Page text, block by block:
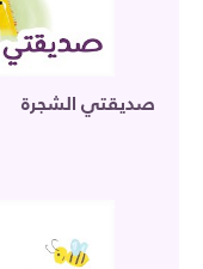
صديقتي الشجرة